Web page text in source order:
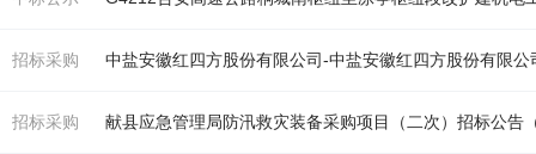
招标采购 中盐安徽红四方股份有限公司-中盐安徽红四方股份有限公
招标采购 献县应急管理局防汛救灾装备采购项目（二次）招标公告